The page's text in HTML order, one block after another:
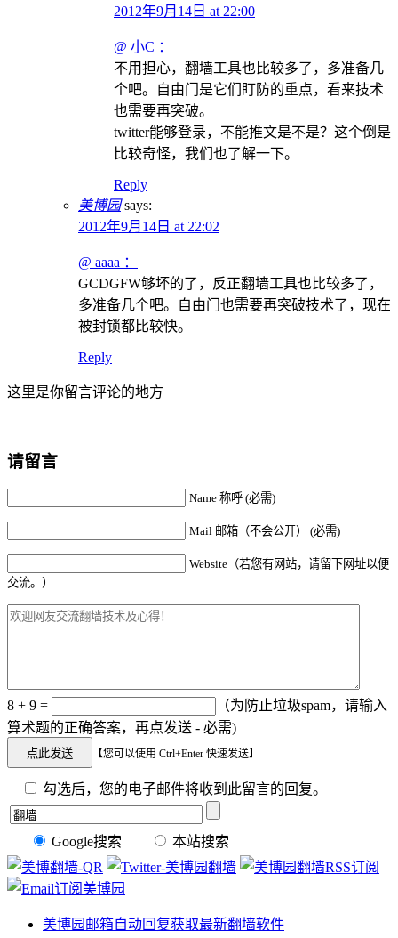
2012年9月14日 at 22:00
@ 小C ：
不用担心，翻墙工具也比较多了，多准备几
个吧。自由门是它们盯防的重点，看来技术
也需要再突破。
twitter能够登录，不能推文是不是？这个倒是
比较奇怪，我们也了解一下。
Reply
美博园 says:
2012年9月14日 at 22:02
@ aaaa ：
GCDGFW够坏的了，反正翻墙工具也比较多了，
多准备几个吧。自由门也需要再突破技术了，现在
被封锁都比较快。
Reply
这里是你留言评论的地方
请留言
Name 称呼 (必需)
Mail 邮箱（不会公开） (必需)
Website（若您有网站，请留下网址以便
交流。）
8 + 9 =
（为防止垃圾spam，请输入
算术题的正确答案，再点发送 - 必需)
【您可以使用 Ctrl+Enter 快速发送】
勾选后，您的电子邮件将收到此留言的回复。
Google搜索 本站搜索
美博园邮箱自动回复获取最新翻墙软件